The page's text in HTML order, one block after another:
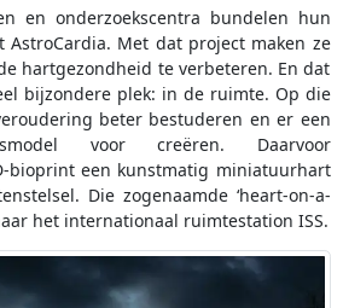
en onderzoekscentra bundelen hun
Met dat project maken ze
hartgezondheid te verbeteren. En dat
bijzondere plek: in de ruimte. Op die
beter bestuderen en er een
voor creëren. Daarvoor
bioprint een kunstmatig miniatuurhart
Die zogenaamde ‘heart-on-a-
het internationaal ruimtestation ISS.